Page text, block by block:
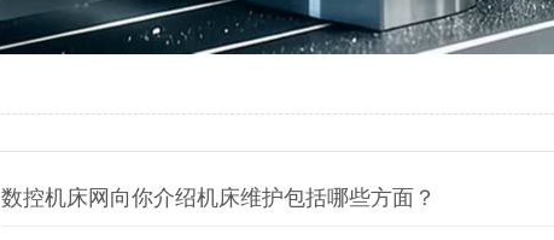
数控机床网向你介绍机床维护包括哪些方面？